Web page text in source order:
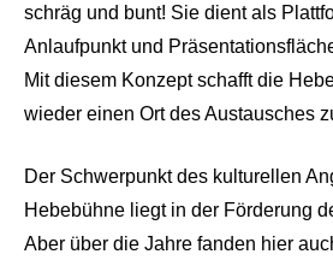
schräg und bunt! Sie dient als
Anlaufpunkt und
Mit diesem Konzept schafft die
wieder einen Ort des Austausches
Der Schwerpunkt des kulturellen
Hebebühne liegt in der Förderung
Aber über die Jahre fanden hier